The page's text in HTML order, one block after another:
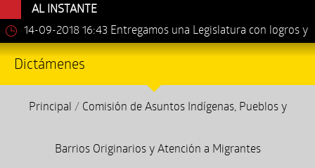
AL INSTANTE
14-09-2018 16:43 Entregamos una Legislatura con logros y
avances importantes: Dip. Leonel Luna Estrada.
Dictámenes
Principal / Comisión de Asuntos Indígenas, Pueblos y
Barrios Originarios y Atención a Migrantes